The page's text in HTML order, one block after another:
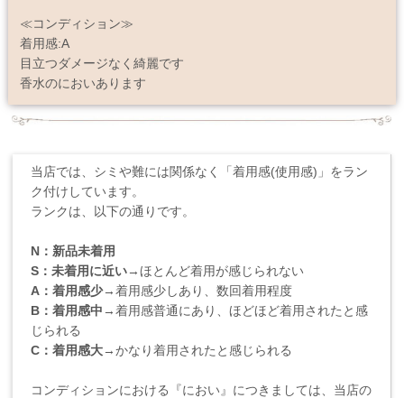
≪コンディション≫
着用感:A
目立つダメージなく綺麗です
香水のにおいあります
当店では、シミや難には関係なく「着用感(使用感)」をラン
ク付けしています。
ランクは、以下の通りです。
N：新品未着用
S：未着用に近い→ほとんど着用が感じられない
A：着用感少→着用感少しあり、数回着用程度
B：着用感中→着用感普通にあり、ほどほど着用されたと感
じられる
C：着用感大→かなり着用されたと感じられる
コンディションにおける『におい』につきましては、当店の